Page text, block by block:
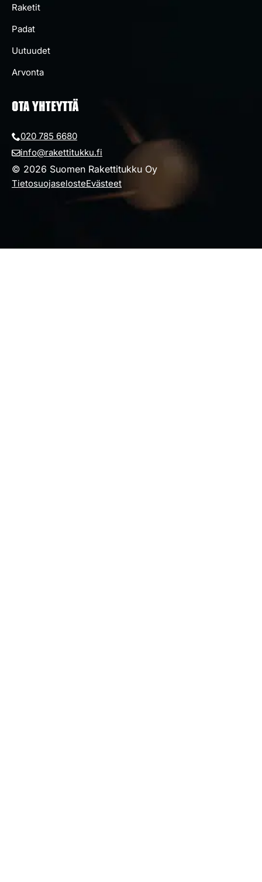
© 2026 Suomen Rakettitukku Oy
TietosuojaselosteEvästeet
Raketit
Padat
Uutuudet
Arvonta
OTA YHTEYTTÄ
020 785 6680
info@rakettitukku.fi